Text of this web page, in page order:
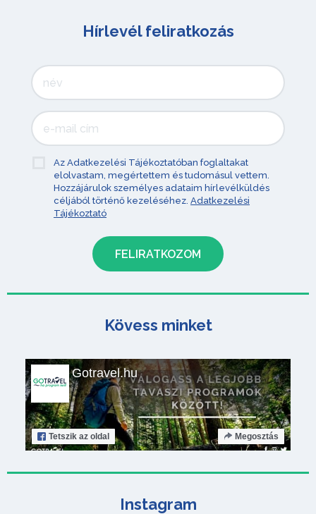
Hírlevél feliratkozás
Az Adatkezelési Tájékoztatóban foglaltakat
elolvastam, megértettem és tudomásul vettem.
Hozzájárulok személyes adataim hírlevélküldés
céljából történő kezeléséhez. Adatkezelési
Tájékoztató
Kövess minket
Gotravel.hu
Tetszik az oldal Megosztás
Instagram